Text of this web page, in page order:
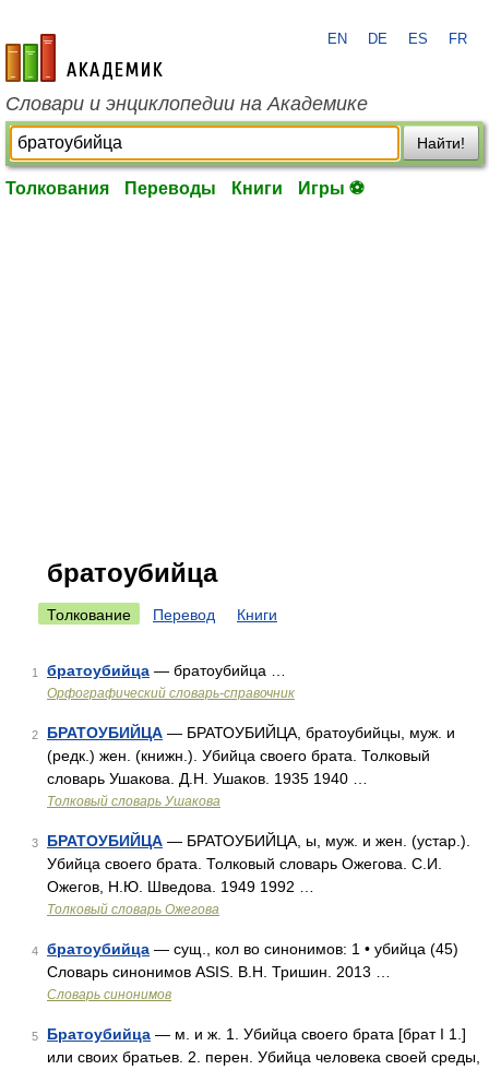
academic.ru
EN DE ES FR
Словари и энциклопедии на Академике
Найти!
Толкования Переводы Книги Игры ⚽
братоубийца
Толкование Перевод Книги
1 братоубийца — братоубийца …
Орфографический словарь-справочник
2 БРАТОУБИЙЦА — БРАТОУБИЙЦА, братоубийцы, муж. и
(редк.) жен. (книжн.). Убийца своего брата. Толковый
словарь Ушакова. Д.Н. Ушаков. 1935 1940 …
Толковый словарь Ушакова
3 БРАТОУБИЙЦА — БРАТОУБИЙЦА, ы, муж. и жен. (устар.).
Убийца своего брата. Толковый словарь Ожегова. С.И.
Ожегов, Н.Ю. Шведова. 1949 1992 …
Толковый словарь Ожегова
4 братоубийца — сущ., кол во синонимов: 1 • убийца (45)
Словарь синонимов ASIS. В.Н. Тришин. 2013 …
Словарь синонимов
5 Братоубийца — м. и ж. 1. Убийца своего брата [брат I 1.]
или своих братьев. 2. перен. Убийца человека своей среды,